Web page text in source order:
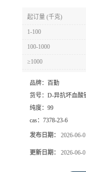
起订量 (千克)
1-100
100-1000
≥1000
品牌：
百勤
货号： D-异抗坏血酸
纯度： 99
cas： 7378-23-6
发布日期： 2026-06-
更新日期： 2026-06-